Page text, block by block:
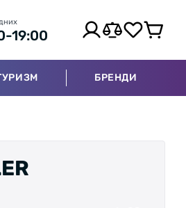
19:00
БРЕНДИ